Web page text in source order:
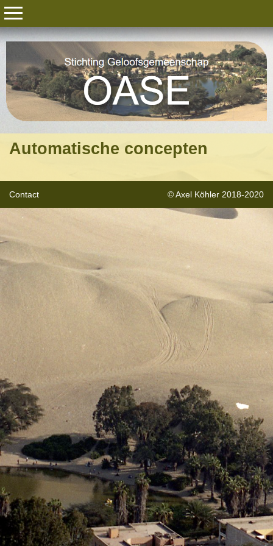
Automatische concepten
Contact © Axel Köhler 2018-2020